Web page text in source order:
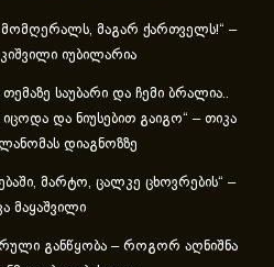
მომღერალს, მაგარ ქართველს!“ –
იუბილარია
საუბარი და ჩემი ბრალია..
და ნიუსებით გაიგო“ – თიკა
დიაგნოზზე
მარ­ტო, ცალ­კე ცხოვ­რე­ბის“ –
მაყაშვილი
განწყობა – როგორ აღნიშნა